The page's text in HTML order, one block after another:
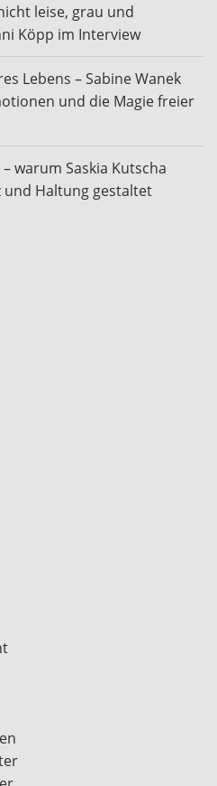
leise, grau und
Köpp im Interview
Lebens – Sabine Wanek
und die Magie freier
warum Saskia Kutscha
Haltung gestaltet